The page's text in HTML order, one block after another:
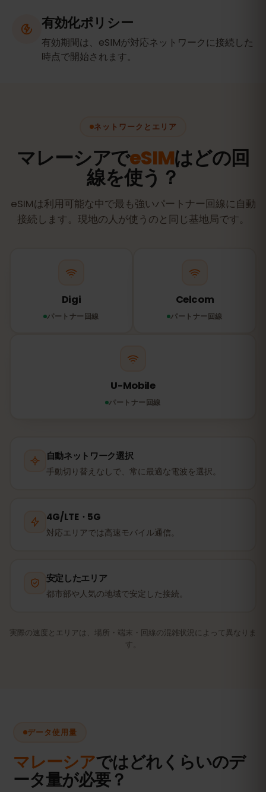
有効化ポリシー
有効期間は、eSIMが対応ネットワークに接続した
時点で開始されます。
ネットワークとエリア
マレーシアでeSIMはどの回
線を使う？
eSIMは利用可能な中で最も強いパートナー回線に自動
接続します。現地の人が使うのと同じ基地局です。
Digi
パートナー回線
Celcom
パートナー回線
U-Mobile
パートナー回線
自動ネットワーク選択
手動切り替えなしで、常に最適な電波を選択。
4G/LTE・5G
対応エリアでは高速モバイル通信。
安定したエリア
都市部や人気の地域で安定した接続。
実際の速度とエリアは、場所・端末・回線の混雑状況によって異なりま
す。
データ使用量
マレーシアではどれくらいのデ
ータ量が必要？